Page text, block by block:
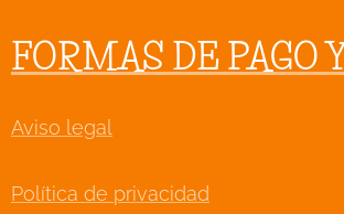
FORMAS DE PAGO
Aviso legal
Política de privacidad